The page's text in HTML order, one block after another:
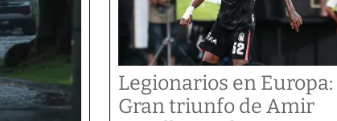
Legionarios en Europa:
Gran triunfo de Amir